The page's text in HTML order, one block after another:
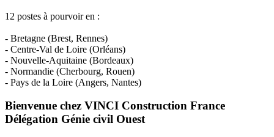
12 postes à pourvoir en :
- Bretagne (Brest, Rennes)
- Centre-Val de Loire (Orléans)
- Nouvelle-Aquitaine (Bordeaux)
- Normandie (Cherbourg, Rouen)
- Pays de la Loire (Angers, Nantes)
Bienvenue chez VINCI Construction France
Délégation Génie civil Ouest